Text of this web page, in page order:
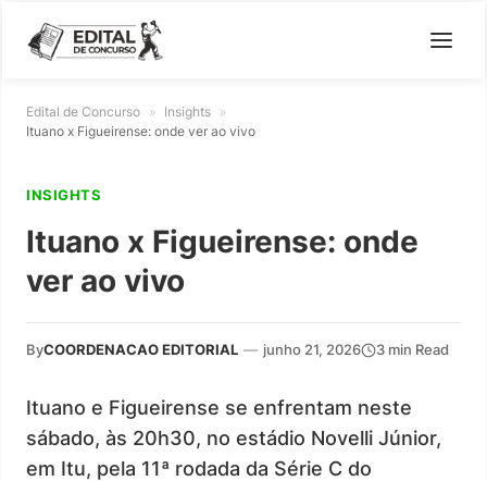
Edital de Concurso » Insights »
Ituano x Figueirense: onde ver ao vivo
INSIGHTS
Ituano x Figueirense: onde
ver ao vivo
ByCOORDENACAO EDITORIAL — junho 21, 2026 3 min Read
Ituano e Figueirense se enfrentam neste
sábado, às 20h30, no estádio Novelli Júnior,
em Itu, pela 11ª rodada da Série C do